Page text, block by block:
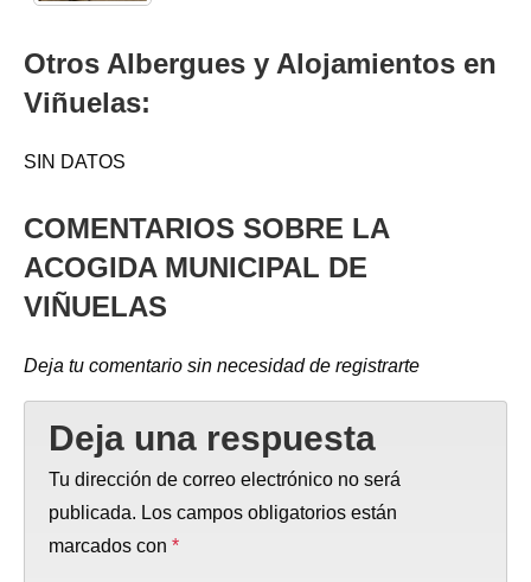
Otros Albergues y Alojamientos en
Viñuelas:
SIN DATOS
COMENTARIOS SOBRE LA
ACOGIDA MUNICIPAL DE
VIÑUELAS
Deja tu comentario sin necesidad de registrarte
Deja una respuesta
Tu dirección de correo electrónico no será
publicada. Los campos obligatorios están
marcados con *